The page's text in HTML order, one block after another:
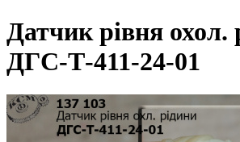
Датчик рівня охол.
ДГС-Т-411-24-01